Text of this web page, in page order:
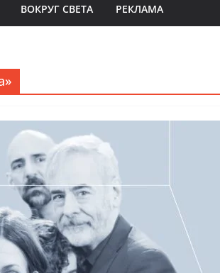
ВОКРУГ СВЕТА РЕКЛАМА